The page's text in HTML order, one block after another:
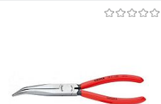
В избранное